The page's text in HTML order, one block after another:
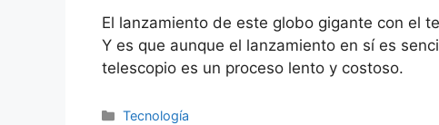
El lanzamiento de este globo gigante con el
Y es que aunque el lanzamiento en sí es
telescopio es un proceso lento y costoso.
Categorías
Tecnología